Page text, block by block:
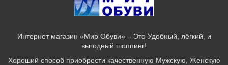
Интернет магазин «Мир Обуви» – Это Удобный, лёгкий, и
выгодный шоппинг!
Хороший способ приобрести качественную Мужскую, Женскую